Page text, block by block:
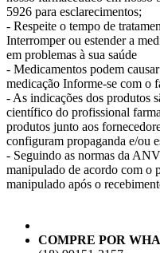
5926 para esclarecimentos;
- Respeite o tempo de
Interromper ou estender a
em problemas à sua saúde
- Medicamentos podem
medicação Informe-se com o
- As indicações dos produtos
científico do profissional
produtos junto aos
configuram propaganda e/ou
- Seguindo as normas da
manipulado de acordo com o
manipulado após o
COMPRE POR